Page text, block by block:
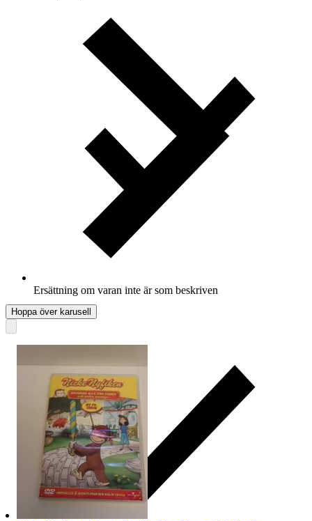
Ersättning om varan inte är som beskriven
Hoppa över karusell